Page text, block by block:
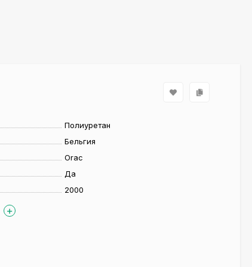
Полиуретан
Бельгия
Orac
Да
2000